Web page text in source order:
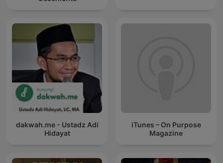
dakwah.me - Ustadz Adi
Hidayat
iTunes – On Purpose
Magazine